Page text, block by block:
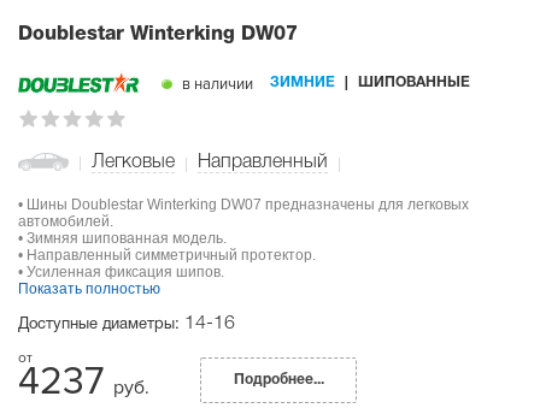
Doublestar Winterking DW07
в наличии ЗИМНИЕ ШИПОВАННЫЕ
Легковые Направленный
• Шины Doublestar Winterking DW07 предназначены для легковых
автомобилей.
• Зимняя шипованная модель.
• Направленный симметричный протектор.
• Усиленная фиксация шипов.
Показать полностью
Доступные диаметры: 14-16
4237 руб. Подробнее...